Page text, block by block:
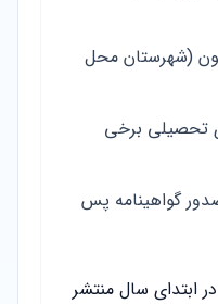
(شهرستان محل
تحصیلی برخی
گواهینامه پس
در ابتدای سال منتشر